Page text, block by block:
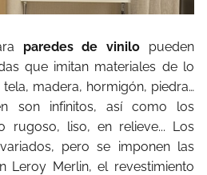
paredes de vinilo pueden
que imitan materiales de lo
madera, hormigón, piedra…
son infinitos, así como los
rugoso, liso, en relieve... Los
pero se imponen las
Leroy Merlin, el revestimiento